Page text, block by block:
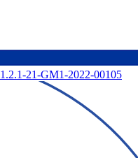
21-GM1-2022-00105